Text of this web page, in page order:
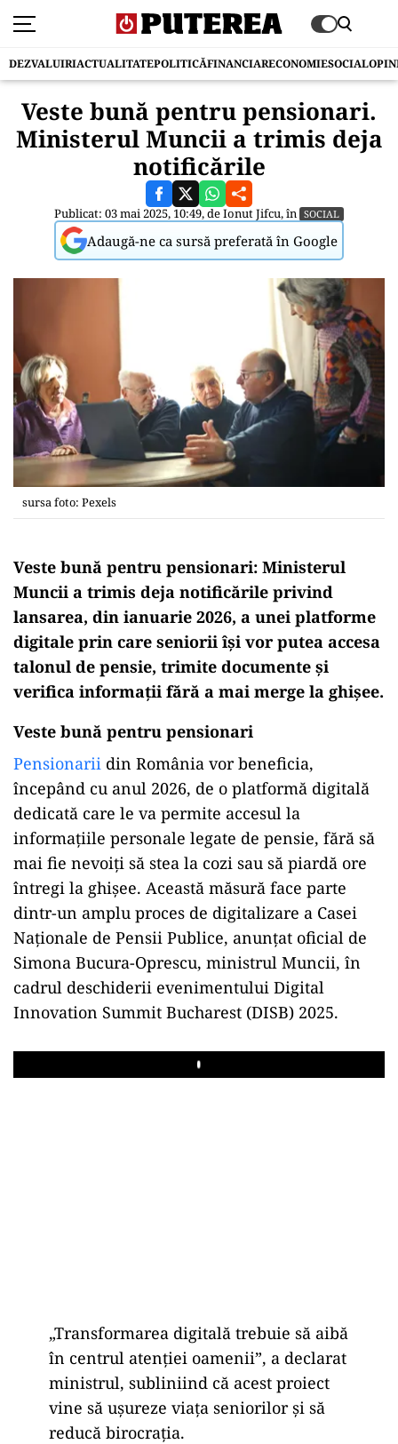
DEZVALUIRIACTUALITATEPOLITICĂFINANCIARECONOMIESOCIAL
Veste bună pentru pensionari.
Ministerul Muncii a trimis deja
notificările
Publicat: 03 mai 2025, 10:49, deIonut Jifcu, în SOCIAL
Adaugă-ne ca sursă preferată în Google
sursa foto: Pexels
Veste bună pentru pensionari: Ministerul
Muncii a trimis deja notificările privind
lansarea, din ianuarie 2026, a unei platforme
digitale prin care seniorii își vor putea accesa
talonul de pensie, trimite documente și
verifica informații fără a mai merge la ghișee.
Veste bună pentru pensionari
Pensionarii din România vor beneficia,
începând cu anul 2026, de o platformă digitală
dedicată care le va permite accesul la
informațiile personale legate de pensie, fără să
mai fie nevoiți să stea la cozi sau să piardă ore
întregi la ghișee. Această măsură face parte
dintr-un amplu proces de digitalizare a Casei
Naționale de Pensii Publice, anunțat oficial de
Simona Bucura-Oprescu, ministrul Muncii, în
cadrul deschiderii evenimentului Digital
Innovation Summit Bucharest (DISB) 2025.
Play
„Transformarea digitală trebuie să aibă
în centrul atenției oamenii”, a declarat
ministrul, subliniind că acest proiect
vine să ușureze viața seniorilor și să
reducă birocrația.